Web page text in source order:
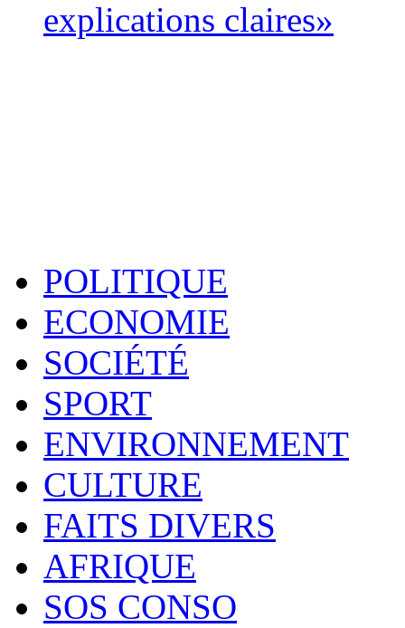
explications claires»
POLITIQUE
ECONOMIE
SOCIÉTÉ
SPORT
ENVIRONNEMENT
CULTURE
FAITS DIVERS
AFRIQUE
SOS CONSO